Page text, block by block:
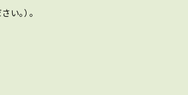
。）。